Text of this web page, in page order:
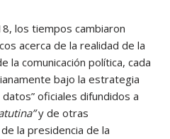
los tiempos cambiaron
acerca de la realidad de la
la comunicación política, cada
bajo la estrategia
oficiales difundidos a
y de otras
la presidencia de la